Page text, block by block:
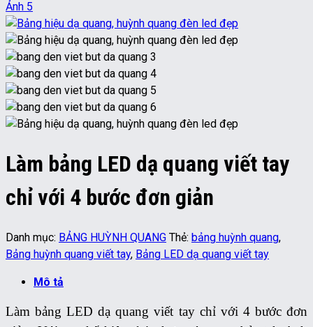
Làm bảng LED dạ quang viết tay
chỉ với 4 bước đơn giản
Danh mục: BẢNG HUỲNH QUANG Thẻ: bảng huỳnh quang,
Bảng huỳnh quang viết tay, Bảng LED dạ quang viết tay
Mô tả
Làm bảng LED dạ quang viết tay chỉ với 4 bước đơn